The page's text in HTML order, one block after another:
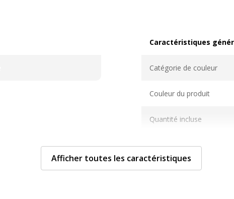
Caractéristiques
Catégorie de couleur
Couleur du produit
Quantité incluse
Afficher toutes les caractéristiques